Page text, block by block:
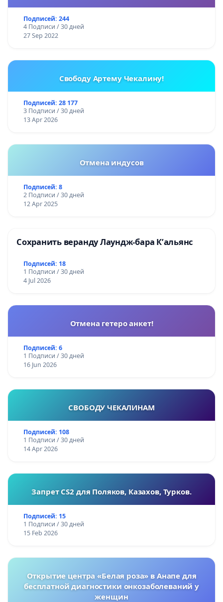
Подписей: 244
4 Подписи / 30 дней
27 Sep 2022
Свободу Артему Чекалину!
Подписей: 28 177
3 Подписи / 30 дней
13 Apr 2026
Отмена индусов
Подписей: 8
2 Подписи / 30 дней
12 Apr 2025
Сохранить веранду Лаундж-бара К’альянс
Подписей: 18
1 Подписи / 30 дней
4 Jul 2026
Отмена гетеро анкет!
Подписей: 6
1 Подписи / 30 дней
16 Jun 2026
СВОБОДУ ЧЕКАЛИНАМ
Подписей: 108
1 Подписи / 30 дней
14 Apr 2026
Запрет CS2 для Поляков, Казахов, Турков.
Подписей: 15
1 Подписи / 30 дней
15 Feb 2026
Открытие центра «Белая роза» в Анапе для
бесплатной диагностики онкозаболеваний у
женщин